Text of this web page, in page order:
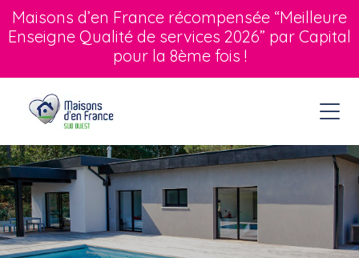
Maisons d’en France récompensée “Meilleure
Enseigne Qualité de services 2026” par Capital
pour la 8ème fois !